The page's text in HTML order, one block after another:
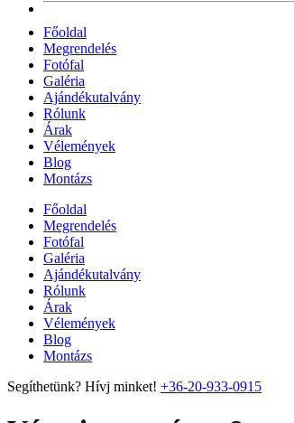
Főoldal
Megrendelés
Fotófal
Galéria
Ajándékutalvány
Rólunk
Árak
Vélemények
Blog
Montázs
Főoldal
Megrendelés
Fotófal
Galéria
Ajándékutalvány
Rólunk
Árak
Vélemények
Blog
Montázs
Segíthetünk? Hívj minket! +36-20-933-0915